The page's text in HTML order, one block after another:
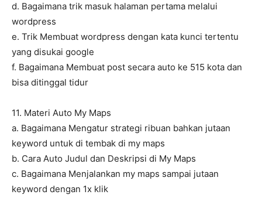
d. Bagaimana trik masuk halaman pertama melalui
wordpress
e. Trik Membuat wordpress dengan kata kunci tertentu
yang disukai google
f. Bagaimana Membuat post secara auto ke 515 kota dan
bisa ditinggal tidur
11. Materi Auto My Maps
a. Bagaimana Mengatur strategi ribuan bahkan jutaan
keyword untuk di tembak di my maps
b. Cara Auto Judul dan Deskripsi di My Maps
c. Bagaimana Menjalankan my maps sampai jutaan
keyword dengan 1x klik